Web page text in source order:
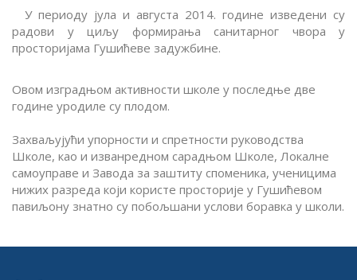
У периоду јула и августа 2014. године изведени су
радови у циљу формирања санитарног чвора у
просторијама Гушићеве задужбине.
Овом изградњом активности школе у последње две
године уродиле су плодом.
Захваљујући упорности и спретности руководства
Школе, као и изванредном сарадњом Школе, Локалне
самоуправе и Завода за заштиту споменика, ученицима
нижих разреда који користе просторије у Гушићевом
павиљону знатно су побољшани услови боравка у школи.